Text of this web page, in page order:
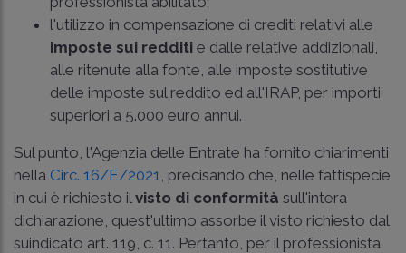
l'utilizzo in compensazione di crediti relativi alle
imposte sui redditi e dalle relative addizionali,
alle ritenute alla fonte, alle imposte sostitutive
delle imposte sul reddito ed all'IRAP, per importi
superiori a 5.000 euro annui.
Sul punto, l'Agenzia delle Entrate ha fornito chiarimenti
nella Circ. 16/E/2021 , precisando che, nelle fattispecie
in cui è richiesto il visto di conformità sull'intera
dichiarazione, quest'ultimo assorbe il visto richiesto dal
suindicato art. 119, c. 11. Pertanto, per il professionista